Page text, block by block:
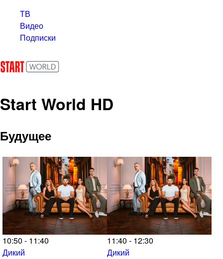
ТВ
Видео
Подписки
Start World HD
Будущее
10:50 - 11:40
Дикий
11:40 - 12:30
Дикий